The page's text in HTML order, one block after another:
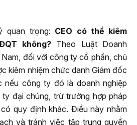
quan trọng: CEO có thể kiêm
không? Theo Luật Doanh
đối với công ty cổ phần, chủ
kiêm nhiệm chức danh Giám đốc
nếu công ty đó là doanh nghiệp
đại chúng, trừ trường hợp pháp
quy định khác. Điều này nhằm
và tránh việc tập trung quyền